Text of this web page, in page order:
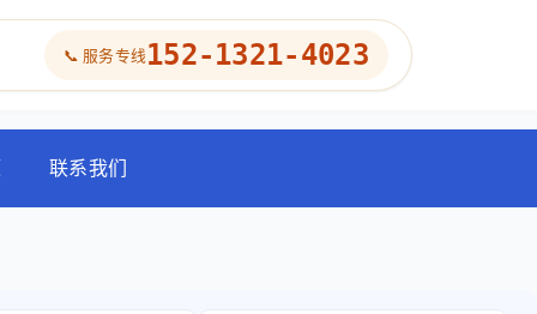
📞 服务专线152-1321-4023
联系我们